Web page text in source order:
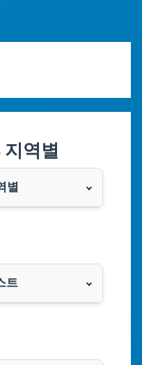
역별
별
트